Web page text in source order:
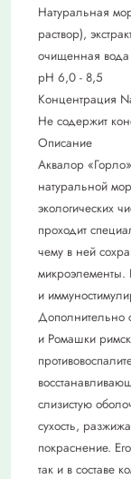
Натуральная
раствор),
очищенная вода
рН 6,0 - 8,5
Концентрация
Не содержит
Описание
Аквалор
натуральной
экологических
проходит
чему в ней
и
Дополнительно
и Ромашки
слизистую
сухость,
покраснение.
так и в составе